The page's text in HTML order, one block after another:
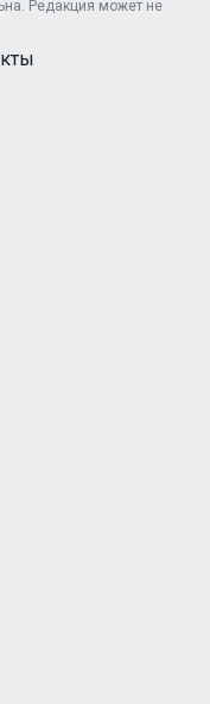
Редакция может не